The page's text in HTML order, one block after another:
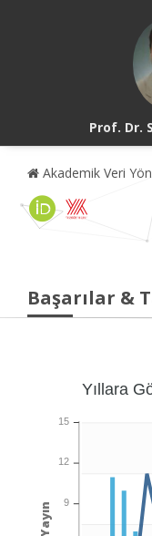
Prof. Dr.
Akademik Veri
Başarılar &
Yıllara
15
12
9
Yayın